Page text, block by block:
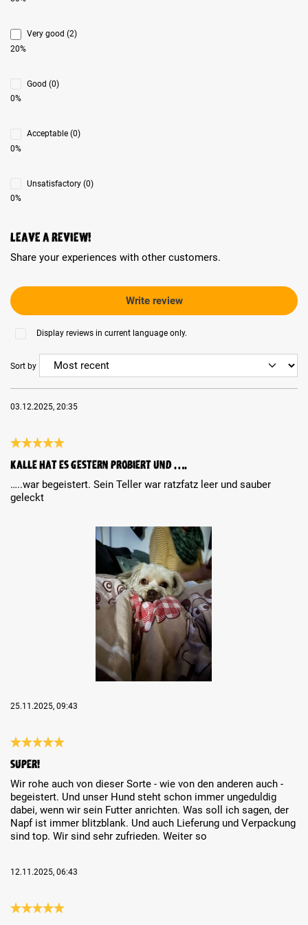
Very good (2)
20%
Good (0)
0%
Acceptable (0)
0%
Unsatisfactory (0)
0%
Leave a review!
Share your experiences with other customers.
Write review
Display reviews in current language only.
Sort by
03.12.2025, 20:35
Kalle hat es gestern probiert und ….
…..war begeistert. Sein Teller war ratzfatz leer und sauber
geleckt
25.11.2025, 09:43
Super!
Wir rohe auch von dieser Sorte - wie von den anderen auch -
begeistert. Und unser Hund steht schon immer ungeduldig
dabei, wenn wir sein Futter anrichten. Was soll ich sagen, der
Napf ist immer blitzblank. Und auch Lieferung und Verpackung
sind top. Wir sind sehr zufrieden. Weiter so
12.11.2025, 06:43